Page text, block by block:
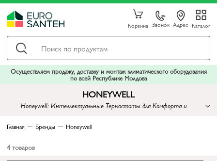
Корзина Звонок Адрес Каталог
Осуществляем продажу, доставку и монтаж климатического оборудования
по всей Республике Молдова
HONEYWELL
Honeywell: Интеллектуальные Термостаты для Комфорта и
Главная Бренды Honeywell
4 товаров